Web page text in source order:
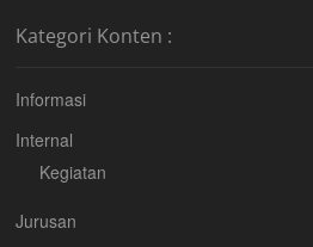
Kategori Konten :
Informasi
Internal
Kegiatan
Jurusan